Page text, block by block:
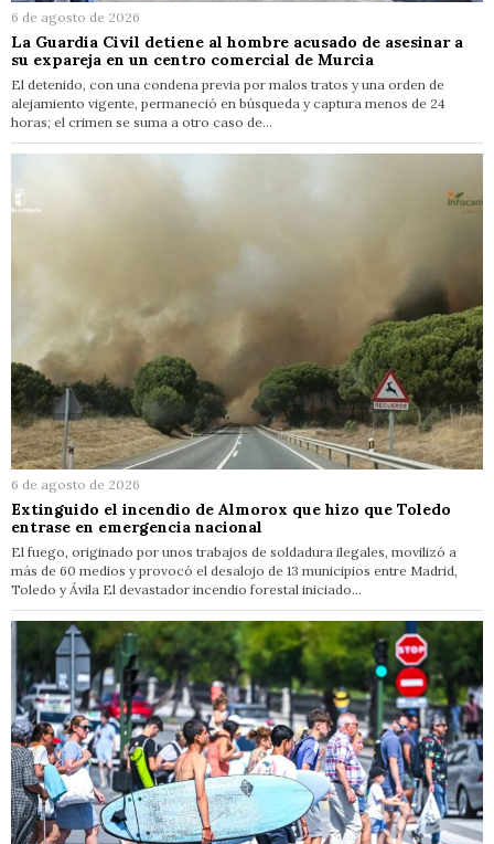
6 de agosto de 2026
La Guardia Civil detiene al hombre acusado de asesinar a
su expareja en un centro comercial de Murcia
El detenido, con una condena previa por malos tratos y una orden de
alejamiento vigente, permaneció en búsqueda y captura menos de 24
horas; el crimen se suma a otro caso de…
6 de agosto de 2026
Extinguido el incendio de Almorox que hizo que Toledo
entrase en emergencia nacional
El fuego, originado por unos trabajos de soldadura ilegales, movilizó a
más de 60 medios y provocó el desalojo de 13 municipios entre Madrid,
Toledo y Ávila El devastador incendio forestal iniciado…